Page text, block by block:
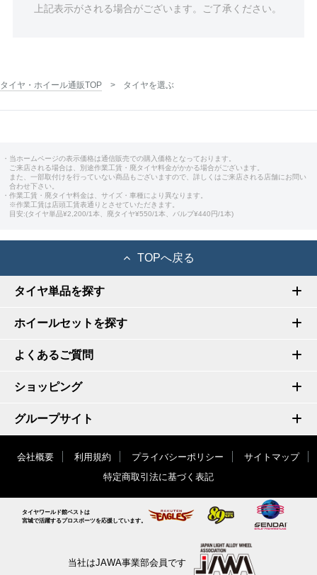
上記表示がされる場合がございます。ご了承ください。
タイヤ・ホイール通販TOP タイヤを選ぶ
・当ホームページの表示価格は通信販売での購入価格となっております。
ご来店される場合は、別途作業工賃・廃タイヤ料金がかかる場合がございます。
また、一部取付けを行っていない商品もございますので、詳しくはご来店される店舗にお問い
合わせ下さい。
・作業工賃・廃タイヤ料金は、サイズ・車種により異なります。
※作業工賃は店頭工賃表通りとさせていただきます。
目安:(タイヤ単品¥2,200/1本、廃タイヤ¥550/1本、バルブ¥440円/1本)
TOPへ戻る
タイヤ単品を探す
ホイールセットを探す
よくあるご質問
ショッピング
グループサイト
会社概要 利用規約 プライバシーポリシー
サイトマップ
特定商取引法に基づく表記
タイヤワールド館ベストは
宮城で活躍するプロスポーツを応援しています。
当社はJAWA事業部会員です